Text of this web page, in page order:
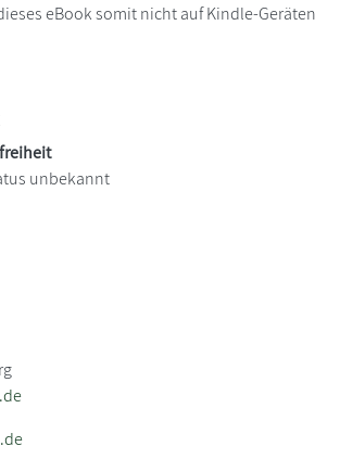
eBook somit nicht auf Kindle-Geräten
unbekannt